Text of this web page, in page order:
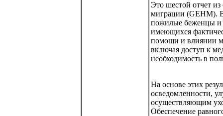
Это шестой отчет
миграции (GEHM).
пожилые беженцы и
имеющихся
помощи и влиянии
включая доступ к
необходимость в
На основе этих
осведомленности,
осуществляющим
Обеспечение